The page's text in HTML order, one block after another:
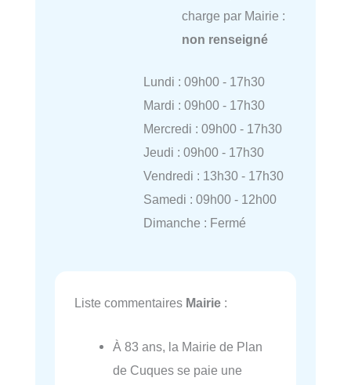
charge par Mairie :
non renseigné
Lundi : 09h00 - 17h30
Mardi : 09h00 - 17h30
Mercredi : 09h00 - 17h30
Jeudi : 09h00 - 17h30
Vendredi : 13h30 - 17h30
Samedi : 09h00 - 12h00
Dimanche : Fermé
Liste commentaires Mairie :
À 83 ans, la Mairie de Plan
de Cuques se paie une